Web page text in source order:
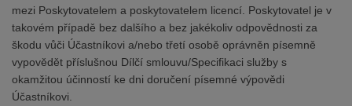
mezi Poskytovatelem a poskytovatelem licencí. Poskytovatel je v
takovém případě bez dalšího a bez jakékoliv odpovědnosti za
škodu vůči Účastníkovi a/nebo třetí osobě oprávněn písemně
vypovědět příslušnou Dílčí smlouvu/Specifikaci služby s
okamžitou účinností ke dni doručení písemné výpovědi
Účastníkovi.